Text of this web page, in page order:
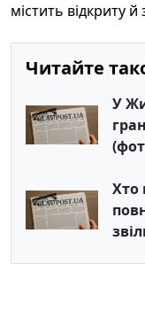
містить відкриту
Читайте
У
Хто